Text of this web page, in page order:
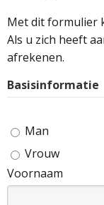
Met dit formulier
Als u zich heeft
afrekenen.
Basisinformatie
Man
Vrouw
Voornaam